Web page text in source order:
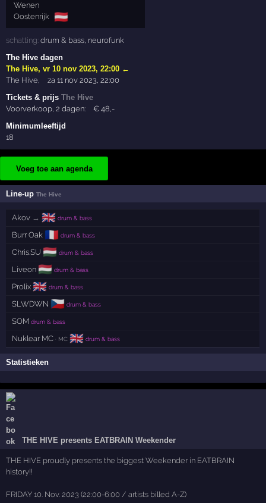
Wenen
Oostenrijk 🇦🇹
schatting:drum & bass neurofunk
The Hive dagen
The Hive,vr 10 nov 2023, 22:00 ←
The Hive
za 11 nov 2023, 22:00
Tickets & prijsThe Hive
Voorverkoop, 2 dagen:
€48,-
Minimumleeftijd
18
Voeg toe aan agenda
Line-upThe Hive
Akov → 🇬🇧 drum & bass
Burr Oak 🇫🇷 drum & bass
Chris.SU 🇭🇺 drum & bass
Liveon 🇭🇺 drum & bass
Prolix 🇬🇧 drum & bass
SLWDWN 🇨🇿 drum & bass
SOM drum & bass
Nuklear MC · MC 🇬🇧 drum & bass
Statistieken
THE HIVE presents EATBRAIN Weekender
THE HIVE proudly presents the biggest Weekender in EATBRAIN
history!!
FRIDAY 10. Nov. 2023 (22:00-6:00 / artists billed A-Z)